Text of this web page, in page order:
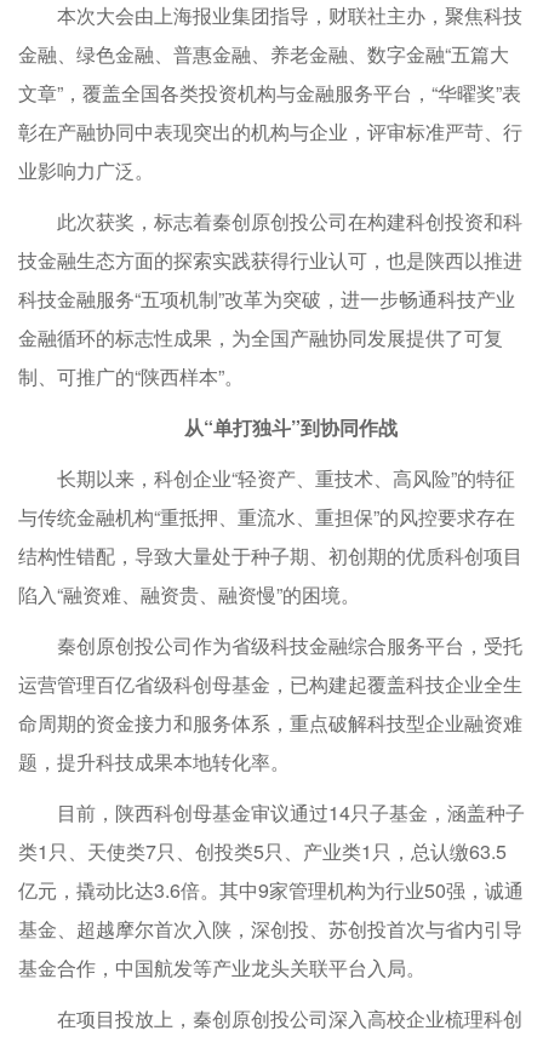
本次大会由上海报业集团指导，财联社主办，聚焦科技
金融、绿色金融、普惠金融、养老金融、数字金融“五篇大
文章”，覆盖全国各类投资机构与金融服务平台，“华曜奖”表
彰在产融协同中表现突出的机构与企业，评审标准严苛、行
业影响力广泛。
此次获奖，标志着秦创原创投公司在构建科创投资和科
技金融生态方面的探索实践获得行业认可，也是陕西以推进
科技金融服务“五项机制”改革为突破，进一步畅通科技产业
金融循环的标志性成果，为全国产融协同发展提供了可复
制、可推广的“陕西样本”。
从“单打独斗”到协同作战
长期以来，科创企业“轻资产、重技术、高风险”的特征
与传统金融机构“重抵押、重流水、重担保”的风控要求存在
结构性错配，导致大量处于种子期、初创期的优质科创项目
陷入“融资难、融资贵、融资慢”的困境。
秦创原创投公司作为省级科技金融综合服务平台，受托
运营管理百亿省级科创母基金，已构建起覆盖科技企业全生
命周期的资金接力和服务体系，重点破解科技型企业融资难
题，提升科技成果本地转化率。
目前，陕西科创母基金审议通过14只子基金，涵盖种子
类1只、天使类7只、创投类5只、产业类1只，总认缴63.5
亿元，撬动比达3.6倍。其中9家管理机构为行业50强，诚通
基金、超越摩尔首次入陕，深创投、苏创投首次与省内引导
基金合作，中国航发等产业龙头关联平台入局。
在项目投放上，秦创原创投公司深入高校企业梳理科创